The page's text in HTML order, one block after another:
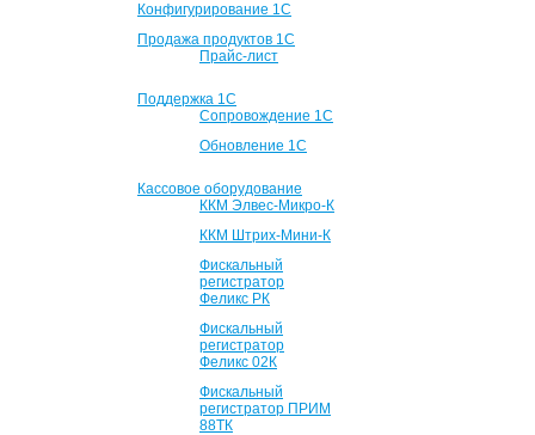
Конфигурирование 1С
Продажа продуктов 1С
Прайс-лист
Поддержка 1С
Сопровождение 1С
Обновление 1С
Кассовое оборудование
ККМ Элвес-Микро-К
ККМ Штрих-Мини-К
Фискальный
регистратор
Феликс РК
Фискальный
регистратор
Феликс 02К
Фискальный
регистратор ПРИМ
88ТК